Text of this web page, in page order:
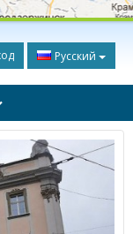
Русский